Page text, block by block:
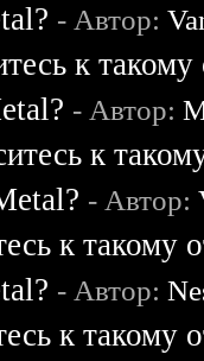
- Автор:
к
- Автор:
к
- Автор:
к такому
- Автор:
к такому